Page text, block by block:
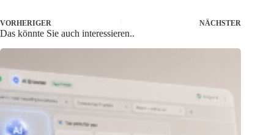
VORHERIGER NÄCHSTER
Das könnte Sie auch interessieren..